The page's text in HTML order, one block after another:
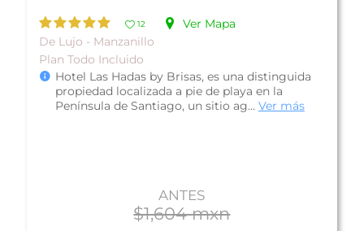
12
Ver Mapa
De Lujo - Manzanillo
Plan Todo Incluido
Hotel Las Hadas by Brisas, es una distinguida
propiedad localizada a pie de playa en la
Península de Santiago, un sitio ag... Ver más
ANTES
$1,604 mxn